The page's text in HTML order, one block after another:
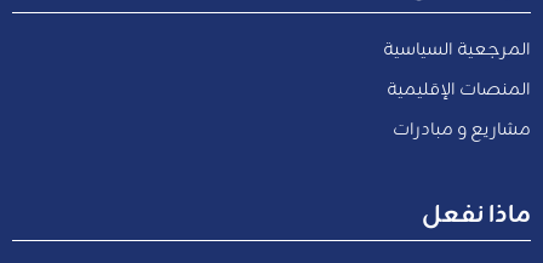
المرجعية السياسية
المنصات الإقليمية
مشاريع و مبادرات
ماذا نفعل